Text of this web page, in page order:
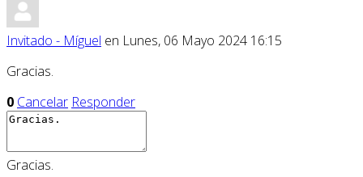
Invitado - Míguel en Lunes, 06 Mayo 2024 16:15
Gracias.
0 Cancelar Responder
Gracias.